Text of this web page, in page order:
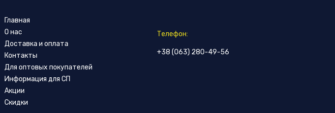
Главная
О нас
Доставка и оплата
Контакты
Для оптовых покупателей
Информация для СП
Акции
Скидки
Телефон:
+38 (063) 280-49-56